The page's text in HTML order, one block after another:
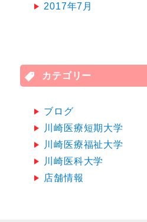
2017年7月
カテゴリー
ブログ
川崎医療短期大学
川崎医療福祉大学
川崎医科大学
店舗情報